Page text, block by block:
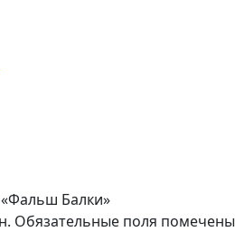
Балки»
Обязательные поля помечены